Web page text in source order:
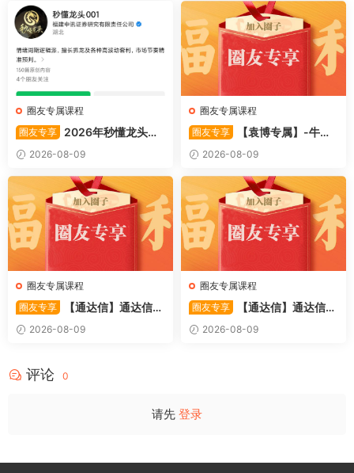
圈友专属课程
圈友专享
2026年秒懂龙头股
001训练营内部课件资料
2026-08-09
圈友专属课程
圈友专享
【袁博专属】-牛散
特训营专栏 （牛散专属 加息-
机遇-财富）共4视频
2026-08-09
圈友专属课程
圈友专享
【通达信】通达信
〖利多阳〗副图/选股 全均线
多头排列与超强阳线选股策略
2026-08-09
圈友专属课程
圈友专享
【通达信】通达信
〖踏浪而行〗副图指标 用筹码
和MACD捕捉市场的节奏 源码
2026-08-09
评论 0
请先 登录